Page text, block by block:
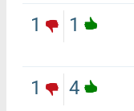
1
1
4
1